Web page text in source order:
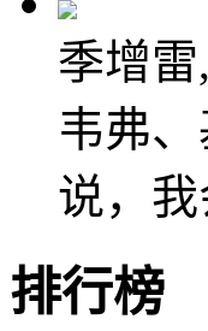
季增雷,
韦弗
说，
排行榜